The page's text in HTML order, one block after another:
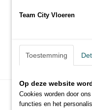
Team City Vloeren
Toestemming
Op deze website
Cookies worden door
functies en het